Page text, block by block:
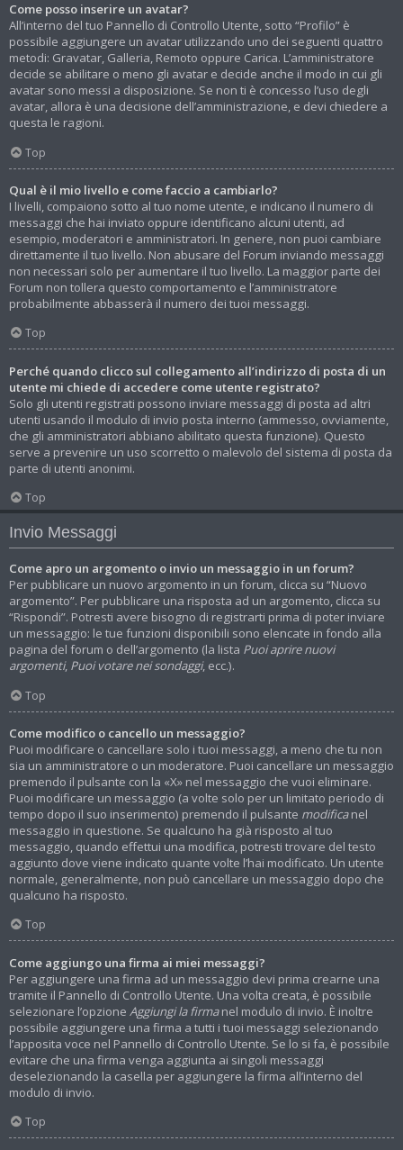
Come posso inserire un avatar?
All’interno del tuo Pannello di Controllo Utente, sotto “Profilo” è
possibile aggiungere un avatar utilizzando uno dei seguenti quattro
metodi: Gravatar, Galleria, Remoto oppure Carica. L’amministratore
decide se abilitare o meno gli avatar e decide anche il modo in cui gli
avatar sono messi a disposizione. Se non ti è concesso l’uso degli
avatar, allora è una decisione dell’amministrazione, e devi chiedere a
questa le ragioni.
Top
Qual è il mio livello e come faccio a cambiarlo?
I livelli, compaiono sotto al tuo nome utente, e indicano il numero di
messaggi che hai inviato oppure identificano alcuni utenti, ad
esempio, moderatori e amministratori. In genere, non puoi cambiare
direttamente il tuo livello. Non abusare del Forum inviando messaggi
non necessari solo per aumentare il tuo livello. La maggior parte dei
Forum non tollera questo comportamento e l’amministratore
probabilmente abbasserà il numero dei tuoi messaggi.
Top
Perché quando clicco sul collegamento all’indirizzo di posta di un
utente mi chiede di accedere come utente registrato?
Solo gli utenti registrati possono inviare messaggi di posta ad altri
utenti usando il modulo di invio posta interno (ammesso, ovviamente,
che gli amministratori abbiano abilitato questa funzione). Questo
serve a prevenire un uso scorretto o malevolo del sistema di posta da
parte di utenti anonimi.
Top
Invio Messaggi
Come apro un argomento o invio un messaggio in un forum?
Per pubblicare un nuovo argomento in un forum, clicca su “Nuovo
argomento”. Per pubblicare una risposta ad un argomento, clicca su
“Rispondi”. Potresti avere bisogno di registrarti prima di poter inviare
un messaggio: le tue funzioni disponibili sono elencate in fondo alla
pagina del forum o dell’argomento (la lista Puoi aprire nuovi
argomenti, Puoi votare nei sondaggi, ecc.).
Top
Come modifico o cancello un messaggio?
Puoi modificare o cancellare solo i tuoi messaggi, a meno che tu non
sia un amministratore o un moderatore. Puoi cancellare un messaggio
premendo il pulsante con la «X» nel messaggio che vuoi eliminare.
Puoi modificare un messaggio (a volte solo per un limitato periodo di
tempo dopo il suo inserimento) premendo il pulsante modificanel
messaggio in questione. Se qualcuno ha già risposto al tuo
messaggio, quando effettui una modifica, potresti trovare del testo
aggiunto dove viene indicato quante volte l’hai modificato. Un utente
normale, generalmente, non può cancellare un messaggio dopo che
qualcuno ha risposto.
Top
Come aggiungo una firma ai miei messaggi?
Per aggiungere una firma ad un messaggio devi prima crearne una
tramite il Pannello di Controllo Utente. Una volta creata, è possibile
selezionare l’opzione Aggiungi la firmanel modulo di invio. È inoltre
possibile aggiungere una firma a tutti i tuoi messaggi selezionando
l’apposita voce nel Pannello di Controllo Utente. Se lo si fa, è possibile
evitare che una firma venga aggiunta ai singoli messaggi
deselezionando la casella per aggiungere la firma all’interno del
modulo di invio.
Top